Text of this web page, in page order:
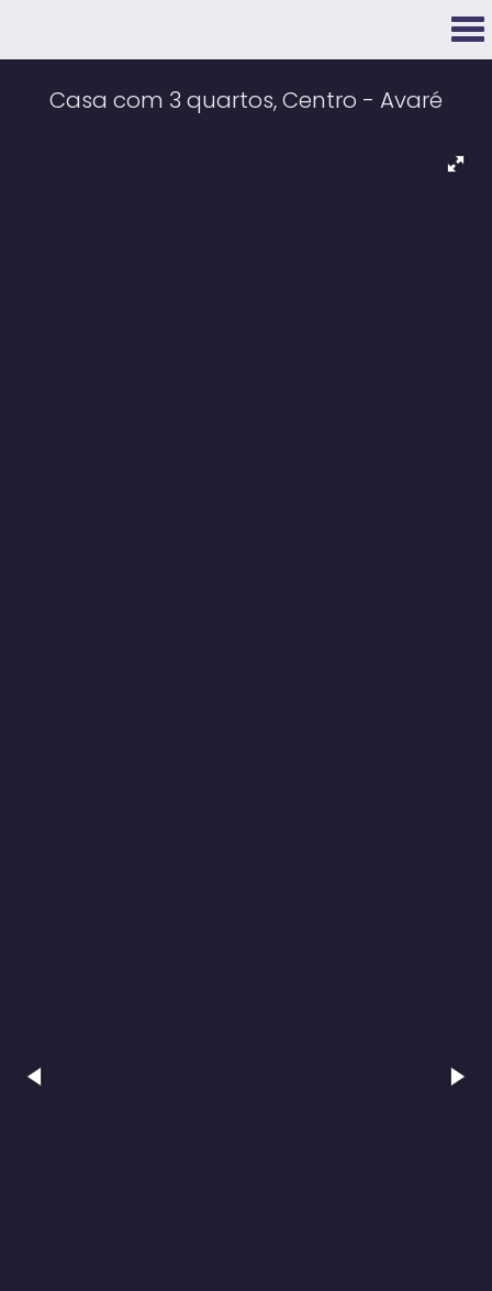
Casa com 3 quartos, Centro - Avaré